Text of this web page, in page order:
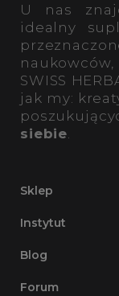
U nas
idealny
SWISS
jak my:
siebie
Sklep
Instytut
Blog
Forum